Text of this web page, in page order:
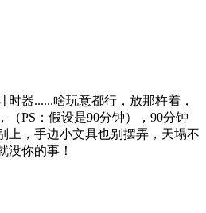
器......啥玩意都行，放那杵着，
（PS：假设是90分钟），90分钟
上，手边小文具也别摆弄，天塌不
没你的事！